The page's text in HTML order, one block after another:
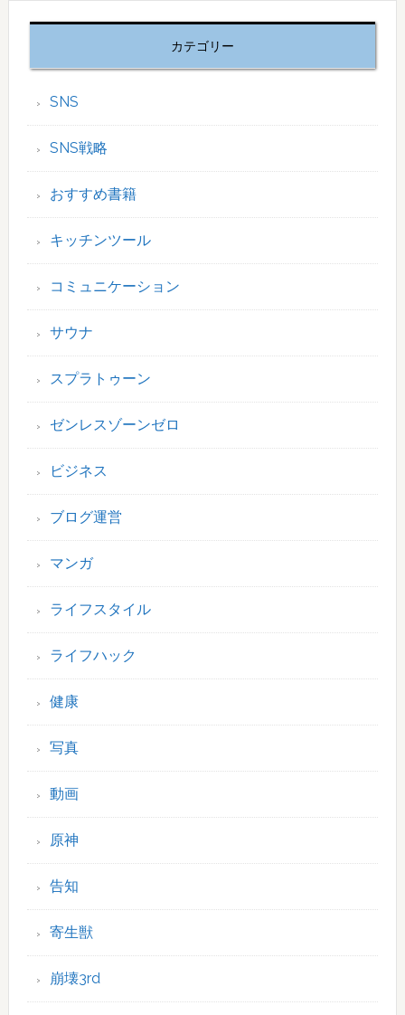
カテゴリー
SNS
SNS戦略
おすすめ書籍
キッチンツール
コミュニケーション
サウナ
スプラトゥーン
ゼンレスゾーンゼロ
ビジネス
ブログ運営
マンガ
ライフスタイル
ライフハック
健康
写真
動画
原神
告知
寄生獣
崩壊3rd